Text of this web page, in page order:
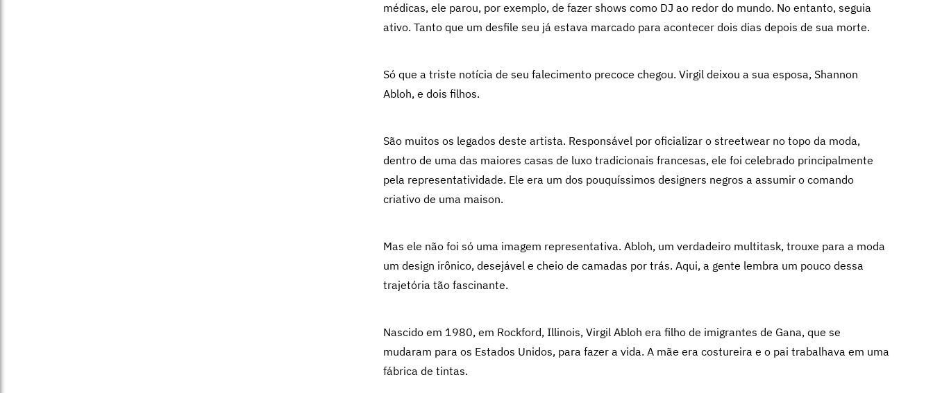
médicas, ele parou, por exemplo, de fazer shows como DJ ao redor do mundo. No entanto, seguia
ativo. Tanto que um desfile seu já estava marcado para acontecer dois dias depois de sua morte.
Só que a triste notícia de seu falecimento precoce chegou. Virgil deixou a sua esposa, Shannon
Abloh, e dois filhos.
São muitos os legados deste artista. Responsável por oficializar o streetwear no topo da moda,
dentro de uma das maiores casas de luxo tradicionais francesas, ele foi celebrado principalmente
pela representatividade. Ele era um dos pouquíssimos designers negros a assumir o comando
criativo de uma maison.
Mas ele não foi só uma imagem representativa. Abloh, um verdadeiro multitask, trouxe para a moda
um design irônico, desejável e cheio de camadas por trás. Aqui, a gente lembra um pouco dessa
trajetória tão fascinante.
Nascido em 1980, em Rockford, Illinois, Virgil Abloh era filho de imigrantes de Gana, que se
mudaram para os Estados Unidos, para fazer a vida. A mãe era costureira e o pai trabalhava em uma
fábrica de tintas.